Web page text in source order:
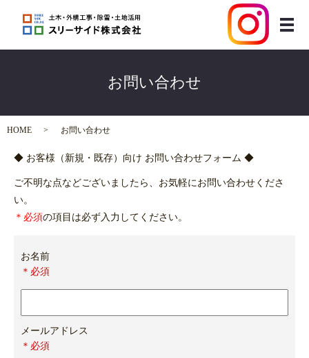
メ
お問い合わせ
HOME お問い合わせ
◆ お客様（新規・既存）向け お問い合わせフォーム ◆
ご不明な点などございましたら、お気軽にお問い合わせくださ
い。
＊必須の項目は必ず入力してください。
お名前
＊必須
メールアドレス
＊必須